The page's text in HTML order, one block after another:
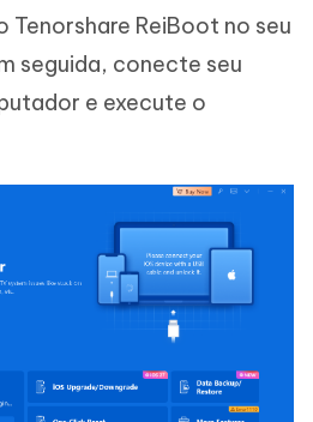
Tenorshare ReiBoot no seu
seguida, conecte seu
e execute o